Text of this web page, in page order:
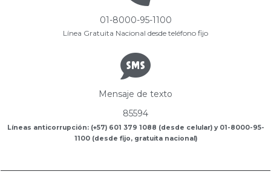
01-8000-95-1100
Línea Gratuita Nacional desde teléfono fijo
Mensaje de texto
85594
Líneas anticorrupción: (+57) 601 379 1088 (desde celular) y 01-8000-95-
1100 (desde fijo, gratuita nacional)